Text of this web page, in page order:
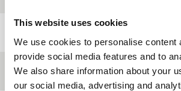
This website uses cookies
We use cookies to personalise content
provide social media features and to
We also share information about your
our social media, advertising and
Festivaleditie IFFR 2024